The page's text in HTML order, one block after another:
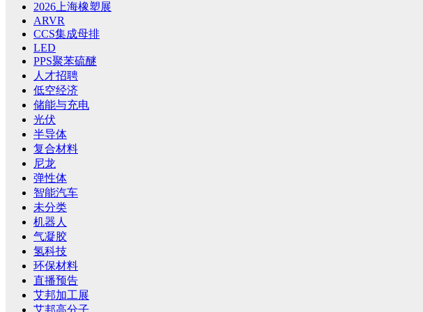
2026上海橡塑展
ARVR
CCS集成母排
LED
PPS聚苯硫醚
人才招聘
低空经济
储能与充电
光伏
半导体
复合材料
尼龙
弹性体
智能汽车
未分类
机器人
气凝胶
氢科技
环保材料
直播预告
艾邦加工展
艾邦高分子